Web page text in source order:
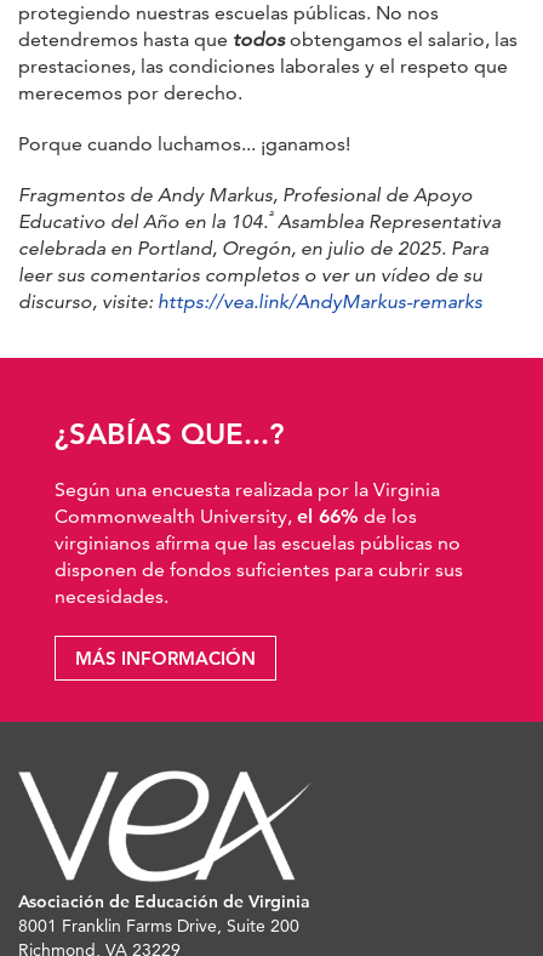
protegiendo nuestras escuelas públicas. No nos
detendremos hasta que todosobtengamos el salario, las
prestaciones, las condiciones laborales y el respeto que
merecemos por derecho.
Porque cuando luchamos... ¡ganamos!
Fragmentos de Andy Markus, Profesional de Apoyo
Educativo del Año en la 104.ªAsamblea Representativa
celebrada en Portland, Oregón, en julio de 2025. Para
leer sus comentarios completos o ver un vídeo de su
discurso, visite: https://vea.link/AndyMarkus-remarks
¿SABÍAS QUE...?
Según una encuesta realizada por la Virginia
Commonwealth University, el 66% de los
virginianos afirma que las escuelas públicas no
disponen de fondos suficientes para cubrir sus
necesidades.
MÁS INFORMACIÓN
Asociación de Educación de Virginia
8001 Franklin Farms Drive, Suite 200
Richmond, VA 23229